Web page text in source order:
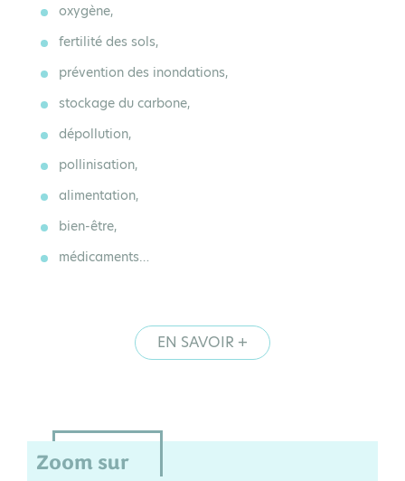
oxygène,
fertilité des sols,
prévention des inondations,
stockage du carbone,
dépollution,
pollinisation,
alimentation,
bien-être,
médicaments…
EN SAVOIR +
Zoom sur